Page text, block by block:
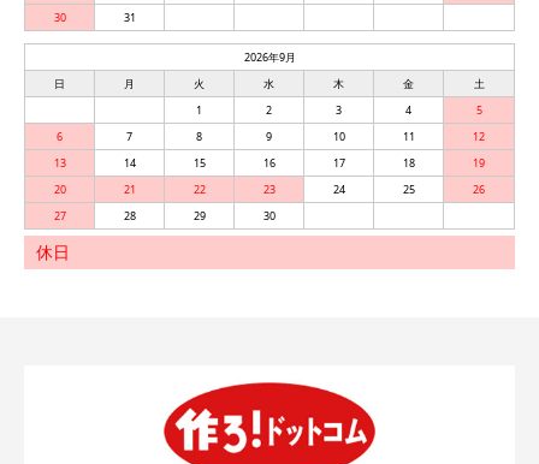
30
31
2026年9月
日
月 火 水 木 金
土
1
2 3 4
5
6
7 8 9 10 11
12
13
14 15 16 17 18
19
20
21 22 23 24 25
26
27
28 29 30
休日